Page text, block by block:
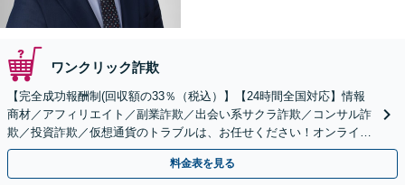
ワンクリック詐欺
【完全成功報酬制(回収額の33％（税込）】【24時間全国対応】情報
商材／アフィリエイト／副業詐欺／出会い系サクラ詐欺／コンサル詐
欺／投資詐欺／仮想通貨のトラブルは、お任せください！オンライン
のみで解決も可能！
料金表を見る